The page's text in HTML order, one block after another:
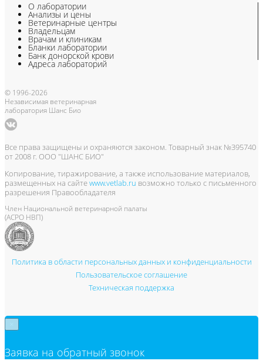
О лаборатории
Анализы и цены
Ветеринарные центры
Владельцам
Врачам и клиникам
Бланки лаборатории
Банк донорской крови
Адреса лабораторий
© 1996-2026
Независимая ветеринарная
лаборатория Шанс Био
Все права защищены и охраняются законом. Товарный знак №395740
от 2008 г. ООО "ШАНС БИО"
Копирование, тиражирование, а также использование материалов,
размещенных на сайтеwww.vetlab.ru возможно только с письменного
разрешения Правообладателя
Член Национальной ветеринарной палаты
(АСРО НВП)
Политика в области персональных данных и конфиденциальности
Пользовательское соглашение
Техническая поддержка
Заявка на обратный звонок